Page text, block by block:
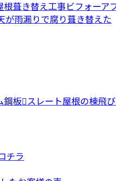
が雨漏りで腐り葺き替えた
鋼板 スレート屋根の棟飛び